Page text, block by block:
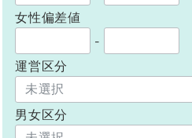
女性偏差値
-
運営区分
男女区分